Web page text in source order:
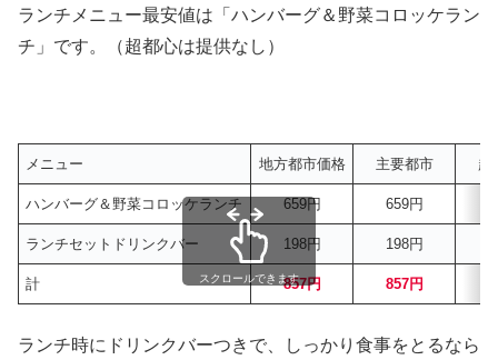
ランチメニュー最安値は「ハンバーグ＆野菜コロッケラン
チ」です。（超都心は提供なし）
メニュー 地方都市価格 主要都市 超
ハンバーグ＆野菜コロッケランチ 659円 659円
ランチセットドリンクバー 198円 198円
計 857円 857円
スクロールできます
ランチ時にドリンクバーつきで、しっかり食事をとるなら